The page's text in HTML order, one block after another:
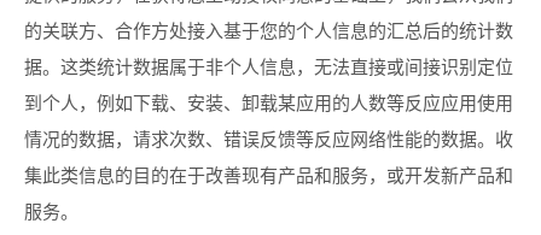
的关联方、合作方处接入基于您的个人信息的汇总后的统计数
据。这类统计数据属于非个人信息，无法直接或间接识别定位
到个人，例如下载、安装、卸载某应用的人数等反应应用使用
情况的数据，请求次数、错误反馈等反应网络性能的数据。收
集此类信息的目的在于改善现有产品和服务，或开发新产品和
服务。